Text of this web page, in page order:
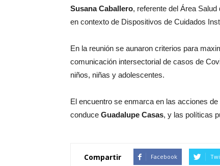
Susana Caballero, referente del Área
en contexto de Dispositivos de Cuidados
En la reunión se aunaron criterios para
comunicación intersectorial de casos de
niños, niñas y adolescentes.
El encuentro se enmarca en las acciones
conduce Guadalupe Casas, y las políticas
Compartir Facebook